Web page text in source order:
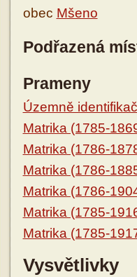
obec Mšeno
Podřazená
Prameny
Územně
Matrika (1785-
Matrika (1786-
Matrika (1786-
Matrika (1786-
Matrika (1785-
Matrika (1785-
Vysvětlivky